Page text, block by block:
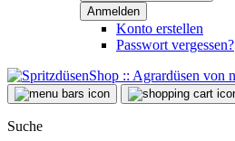
Konto erstellen
Passwort vergessen?
Suche